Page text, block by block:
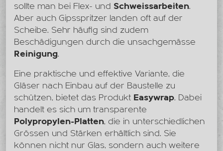
sollte man bei Flex- und Schweissarbeiten.
Aber auch Gipsspritzer landen oft auf der
Scheibe. Sehr häufig sind zudem
Beschädigungen durch die unsachgemässe
Reinigung.
Eine praktische und effektive Variante, die
Gläser nach Einbau auf der Baustelle zu
schützen, bietet das Produkt Easywrap. Dabei
handelt es sich um transparente
Polypropylen-Platten, die in unterschiedlichen
Grössen und Stärken erhältlich sind. Sie
können nicht nur Glas, sondern auch weitere